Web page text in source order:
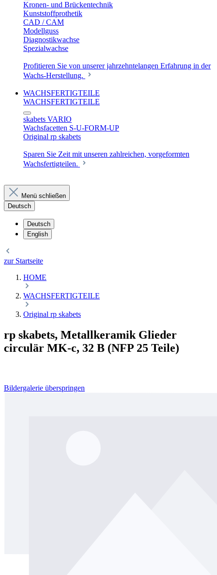
Kronen- und Brückentechnik
Kunststoffprothetik
CAD / CAM
Modellguss
Diagnostikwachse
Spezialwachse
Profitieren Sie von unserer jahrzehntelangen Erfahrung in der
Wachs-Herstellung.
WACHSFERTIGTEILE
WACHSFERTIGTEILE
skabets VARIO
Wachsfacetten S-U-FORM-UP
Original rp skabets
Sparen Sie Zeit mit unseren zahlreichen, vorgeformten
Wachsfertigteilen.
Menü schließen
Deutsch
Deutsch
English
zur Startseite
HOME
WACHSFERTIGTEILE
Original rp skabets
rp skabets, Metallkeramik Glieder
circulär MK-c, 32 B (NFP 25 Teile)
Bildergalerie überspringen